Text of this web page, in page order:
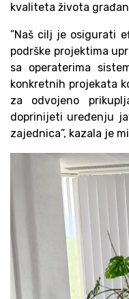
kvaliteta života
”Naš cilj je osigurati
podrške projektima
sa operaterima
konkretnih projekata
za odvojeno
doprinijeti uređenju
zajednica”, kazala je